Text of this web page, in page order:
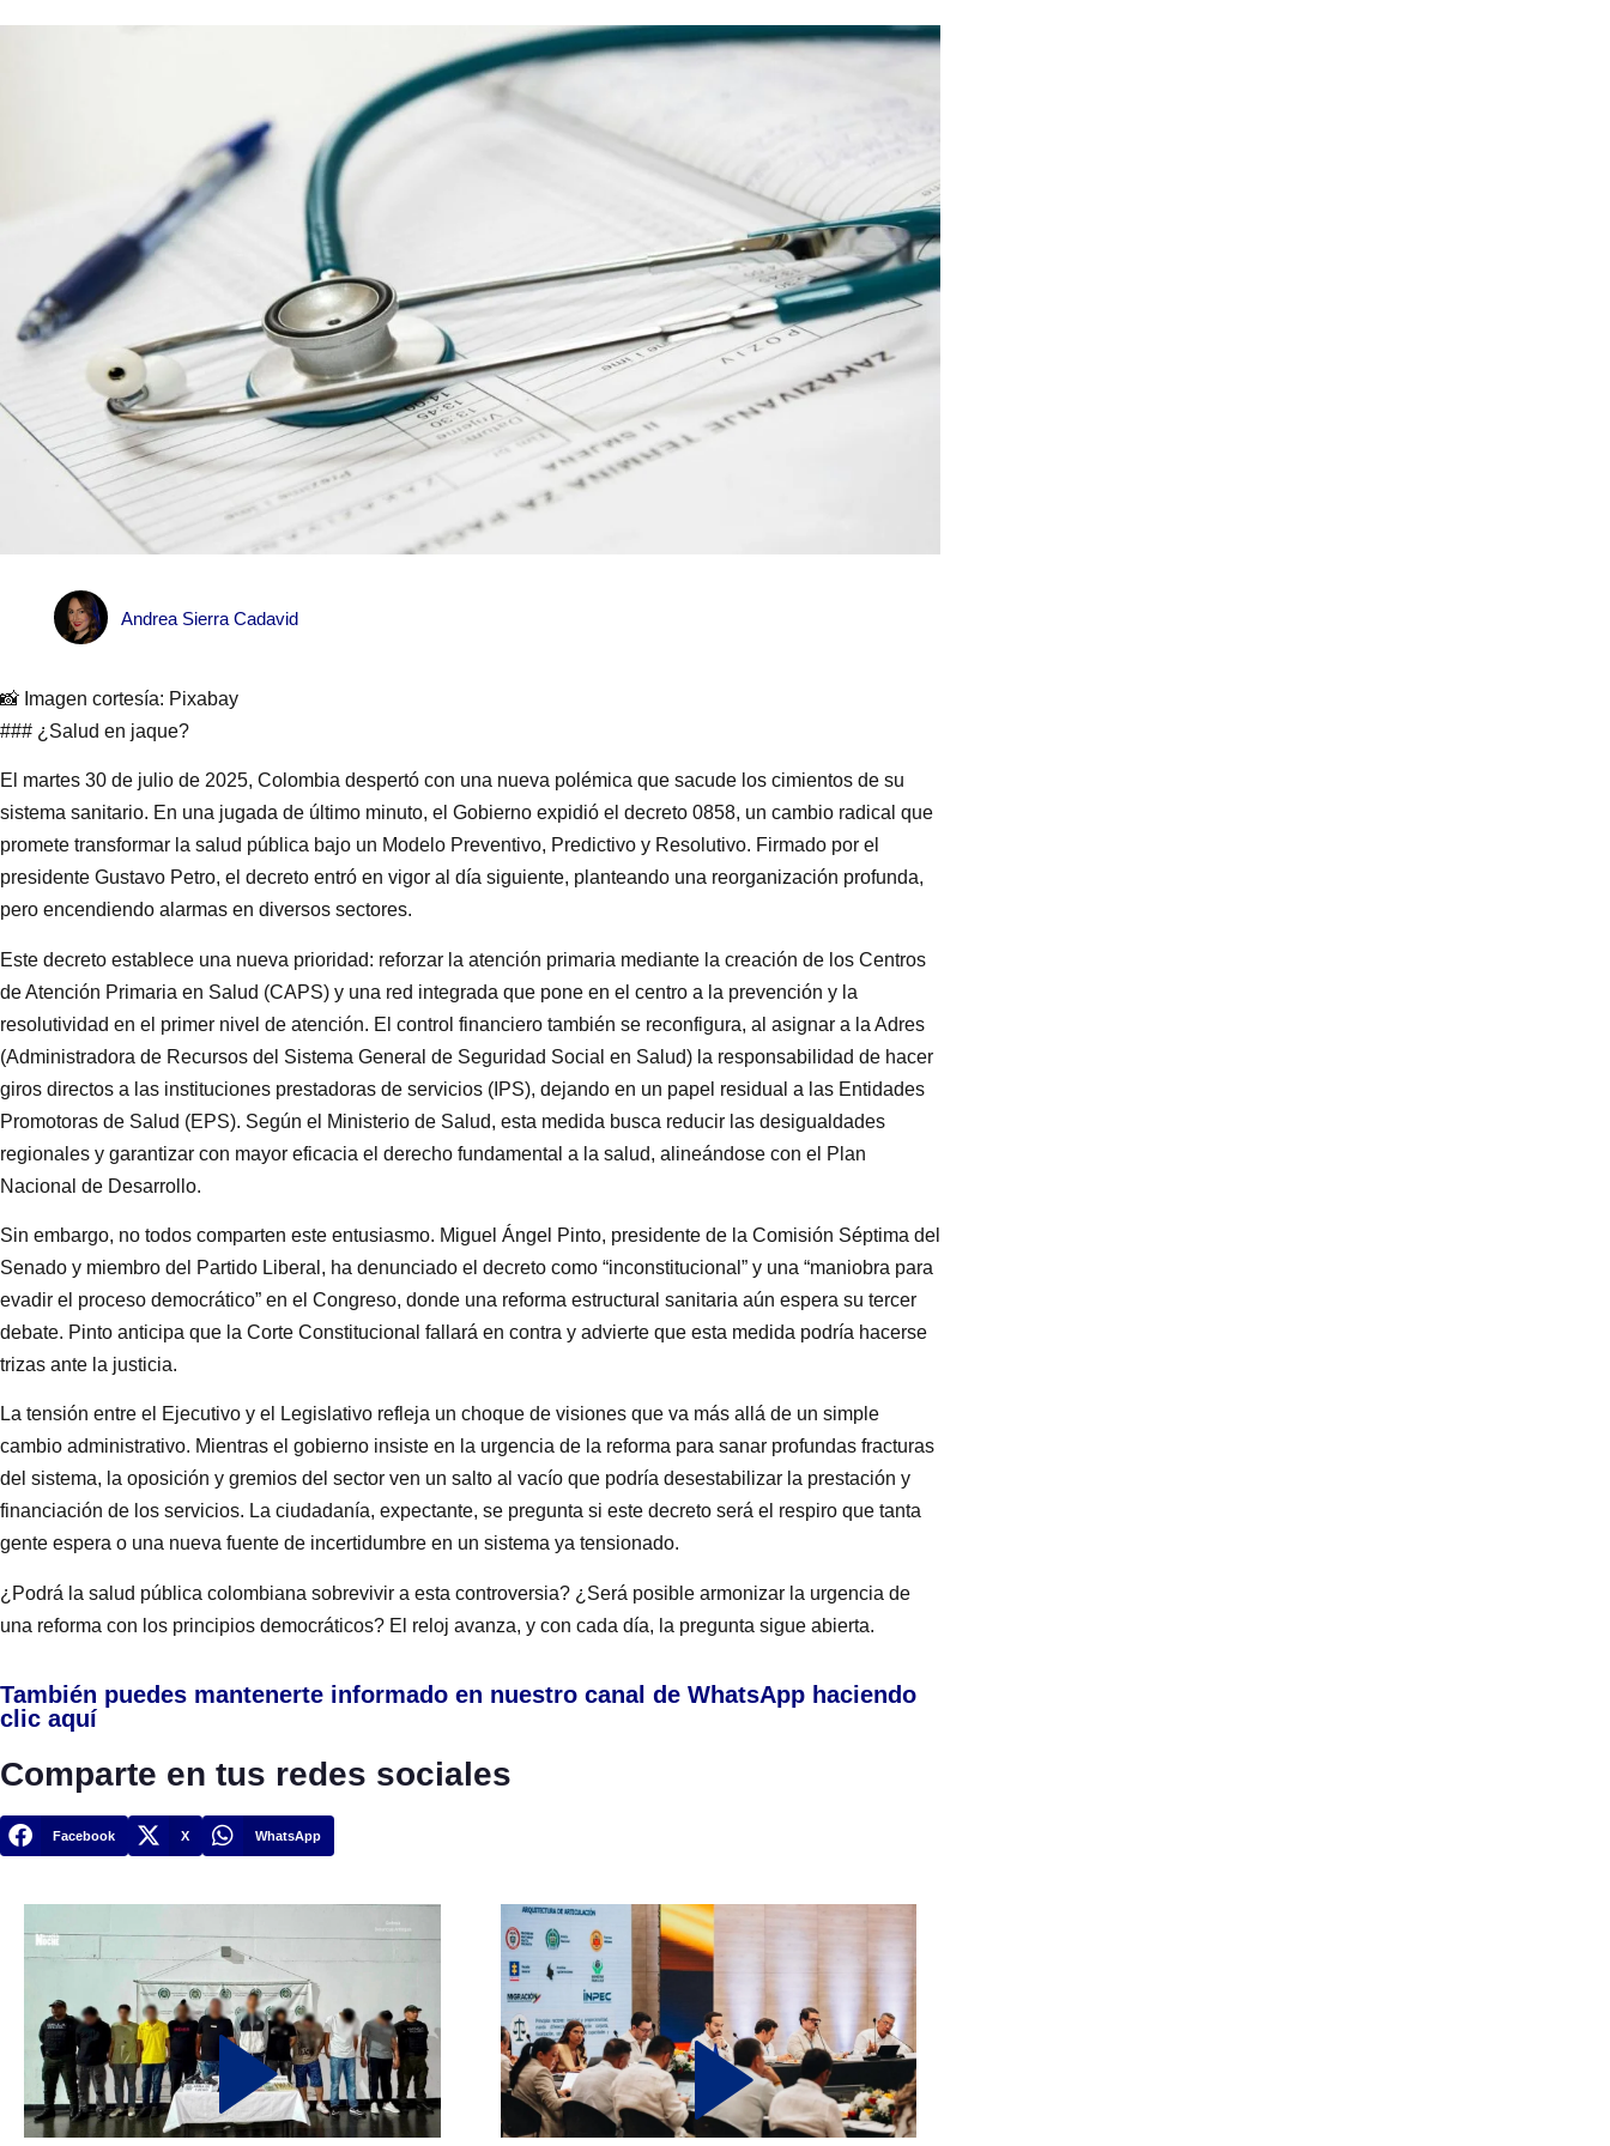
Andrea Sierra Cadavid
📸 Imagen cortesía: Pixabay
### ¿Salud en jaque?
El martes 30 de julio de 2025, Colombia despertó con una nueva polémica que sacude los cimientos de su
sistema sanitario. En una jugada de último minuto, el Gobierno expidió el decreto 0858, un cambio radical que
promete transformar la salud pública bajo un Modelo Preventivo, Predictivo y Resolutivo. Firmado por el
presidente Gustavo Petro, el decreto entró en vigor al día siguiente, planteando una reorganización profunda,
pero encendiendo alarmas en diversos sectores.
Este decreto establece una nueva prioridad: reforzar la atención primaria mediante la creación de los Centros
de Atención Primaria en Salud (CAPS) y una red integrada que pone en el centro a la prevención y la
resolutividad en el primer nivel de atención. El control financiero también se reconfigura, al asignar a la Adres
(Administradora de Recursos del Sistema General de Seguridad Social en Salud) la responsabilidad de hacer
giros directos a las instituciones prestadoras de servicios (IPS), dejando en un papel residual a las Entidades
Promotoras de Salud (EPS). Según el Ministerio de Salud, esta medida busca reducir las desigualdades
regionales y garantizar con mayor eficacia el derecho fundamental a la salud, alineándose con el Plan
Nacional de Desarrollo.
Sin embargo, no todos comparten este entusiasmo. Miguel Ángel Pinto, presidente de la Comisión Séptima del
Senado y miembro del Partido Liberal, ha denunciado el decreto como “inconstitucional” y una “maniobra para
evadir el proceso democrático” en el Congreso, donde una reforma estructural sanitaria aún espera su tercer
debate. Pinto anticipa que la Corte Constitucional fallará en contra y advierte que esta medida podría hacerse
trizas ante la justicia.
La tensión entre el Ejecutivo y el Legislativo refleja un choque de visiones que va más allá de un simple
cambio administrativo. Mientras el gobierno insiste en la urgencia de la reforma para sanar profundas fracturas
del sistema, la oposición y gremios del sector ven un salto al vacío que podría desestabilizar la prestación y
financiación de los servicios. La ciudadanía, expectante, se pregunta si este decreto será el respiro que tanta
gente espera o una nueva fuente de incertidumbre en un sistema ya tensionado.
¿Podrá la salud pública colombiana sobrevivir a esta controversia? ¿Será posible armonizar la urgencia de
una reforma con los principios democráticos? El reloj avanza, y con cada día, la pregunta sigue abierta.
También puedes mantenerte informado en nuestro canal de WhatsApp haciendo
clic aquí
Comparte en tus redes sociales
Facebook X WhatsApp